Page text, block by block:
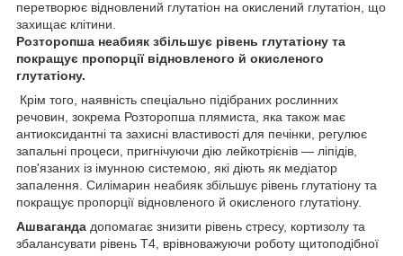
перетворює відновлений глутатіон на окислений глутатіон, що
захищає клітини.
Розторопша неабияк збільшує рівень глутатіону та
покращує пропорції відновленого й окисленого
глутатіону.
Крім того, наявність спеціально підібраних рослинних
речовин, зокрема Розторопша плямиста, яка також має
антиоксидантні та захисні властивості для печінки, регулює
запальні процеси, пригнічуючи дію лейкотрієнів — ліпідів,
пов'язаних із імунною системою, які діють як медіатор
запалення. Силімарин неабияк збільшує рівень глутатіону та
покращує пропорції відновленого й окисленого глутатіону.
Ашваганда допомагає знизити рівень стресу, кортизолу та
збалансувати рівень Т4, врівноважуючи роботу щитоподібної